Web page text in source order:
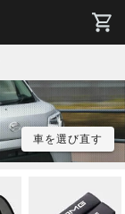
車を選び直す